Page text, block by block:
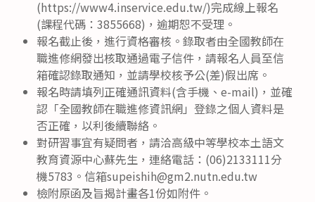
(https://www4.inservice.edu.tw/)完成線上報名
(課程代碼：3855668)，逾期恕不受理。
報名截止後，進行資格審核。錄取者由全國教師在
職進修網發出核取通過電子信件，請報名人員至信
箱確認錄取通知，並請學校核予公(差)假出席。
報名時請填列正確通訊資料(含手機、e-mail)，並確
認「全國教師在職進修資訊網」登錄之個人資料是
否正確，以利後續聯絡。
對研習事宜有疑問者，請洽高級中等學校本土語文
教育資源中心蘇先生，連絡電話：(06)2133111分
機5783。信箱supeishih@gm2.nutn.edu.tw
檢附原函及旨揭計畫各1份如附件。